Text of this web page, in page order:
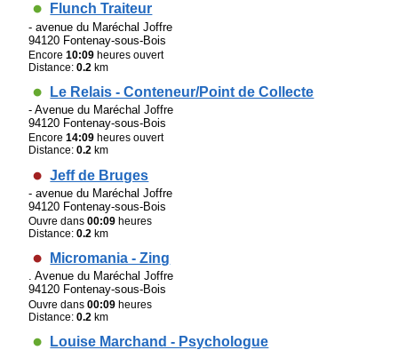
Flunch Traiteur
- avenue du Maréchal Joffre
94120 Fontenay-sous-Bois
Encore10:09 heures ouvert
Distance:0.2 km
Le Relais - Conteneur/Point de Collecte
- Avenue du Maréchal Joffre
94120 Fontenay-sous-Bois
Encore14:09 heures ouvert
Distance:0.2 km
Jeff de Bruges
- avenue du Maréchal Joffre
94120 Fontenay-sous-Bois
Ouvre dans00:09 heures
Distance:0.2 km
Micromania - Zing
. Avenue du Maréchal Joffre
94120 Fontenay-sous-Bois
Ouvre dans00:09 heures
Distance:0.2 km
Louise Marchand - Psychologue